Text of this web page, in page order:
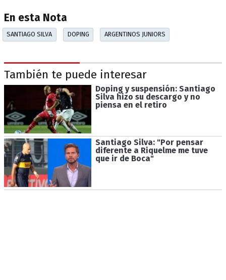
En esta Nota
SANTIAGO SILVA DOPING ARGENTINOS JUNIORS
También te puede interesar
Doping y suspensión: Santiago
Silva hizo su descargo y no
piensa en el retiro
Santiago Silva: "Por pensar
diferente a Riquelme me tuve
que ir de Boca"